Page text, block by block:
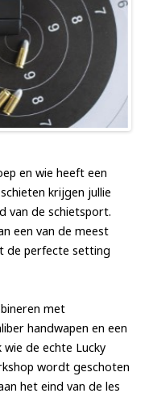
en wie heeft een
krijgen jullie
van de schietsport.
een van de meest
de perfecte setting
met
handwapen en een
de echte Lucky
wordt geschoten
het eind van de les